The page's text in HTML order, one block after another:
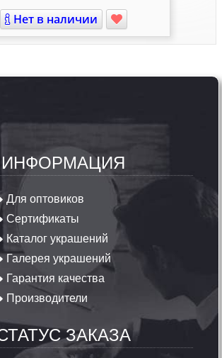
Ювелирные изделия
"МИР СЕРЕБРА"
+7(915)292-07-00
·Контакты ·Политика
конфиденциальности
2026 «Мир Серебра» Ювелирный сайт.
информации запрещено. Все права
защищены.